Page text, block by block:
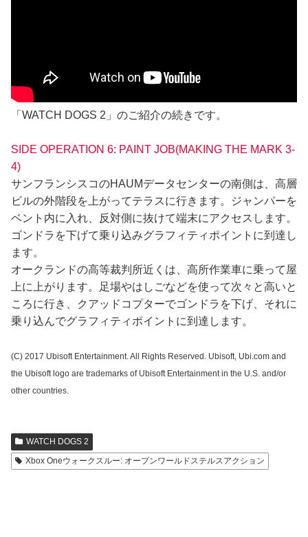
「WATCH DOGS 2」のご紹介の続きです。
SIDE OPERATION 6: PAINT JOB(MAKING THE MARK 3-
4)
サンフランシスコのHAUMデータセンターの南側は、高層
ビルの外階段を上がってテラスに行きます。ジャンパーを
ベント内に入れ、反対側に抜けて端末にアクセスします。
ゴンドラを下げて乗り込みグラフィティポイントに到達し
ます。
オークランドの高等裁判所近くは、高所作業車に乗って屋
上に上がります。足場やはしごなどを使って次々と高いと
ころに行き、クアッドコプターでゴンドラを下げ、それに
乗り込んでグラフィティポイントに到達します。
(C) 2017 Ubisoft Entertainment. All Rights Reserved. Ubisoft, Ubi.com and
the Ubisoft logo are trademarks of Ubisoft Entertainment in the U.S. and/or
other countries.
WATCH DOGS 2
Xbox Oneウォークスルー: オープンワールドステルスアクション